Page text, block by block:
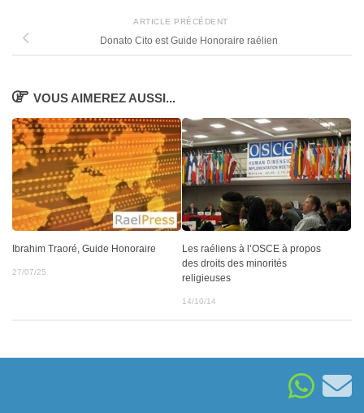
ARTICLE PRÉCÉDENT
Donato Cito est Guide Honoraire raélien
VOUS AIMEREZ AUSSI...
Ibrahim Traoré, Guide Honoraire
27/07/25
Les raéliens à l’OSCE à propos
des droits des minorités
religieuses
14/10/14